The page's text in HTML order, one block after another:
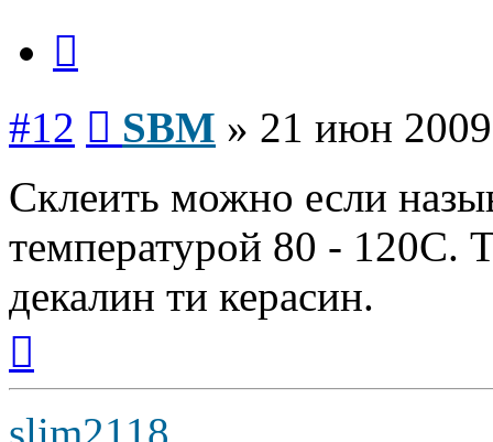
#12 SBM » 21 июн
Склеить можно если
температурой 80 - 120С.
декалин ти керасин.
началу